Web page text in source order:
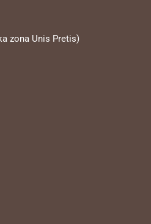
zona Unis Pretis)